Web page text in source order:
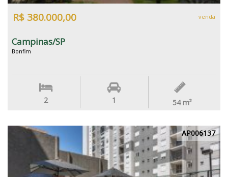
R$ 380.000,00 venda
Campinas/SP
Bonfim
2 1 54 m²
AP006137